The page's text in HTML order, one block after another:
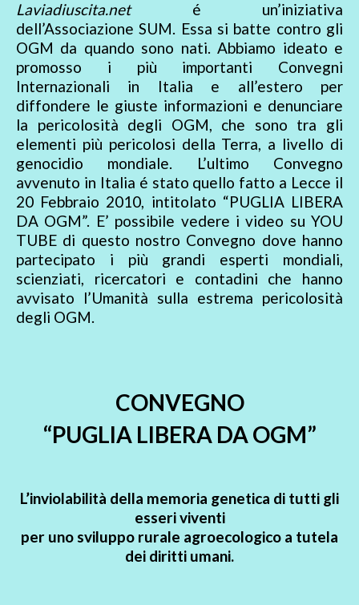
Laviadiuscita.neté un’iniziativa
dell’Associazione SUM. Essa si batte contro gli
OGM da quando sono nati. Abbiamo ideato e
promosso i più importanti Convegni
Internazionali in Italia e all’estero per
diffondere le giuste informazioni e denunciare
la pericolosità degli OGM, che sono tra gli
elementi più pericolosi della Terra, a livello di
genocidio mondiale. L’ultimo Convegno
avvenuto in Italia é stato quello fatto a Lecce il
20 Febbraio 2010, intitolato “PUGLIA LIBERA
DA OGM”. E’ possibile vedere i video su YOU
TUBE di questo nostro Convegno dove hanno
partecipato i più grandi esperti mondiali,
scienziati, ricercatori e contadini che hanno
avvisato l’Umanità sulla estrema pericolosità
degli OGM.
CONVEGNO
“PUGLIA LIBERA DA OGM”
L’inviolabilità della memoria genetica di tutti gli
esseri viventi
per uno sviluppo rurale agroecologico a tutela
dei diritti umani.